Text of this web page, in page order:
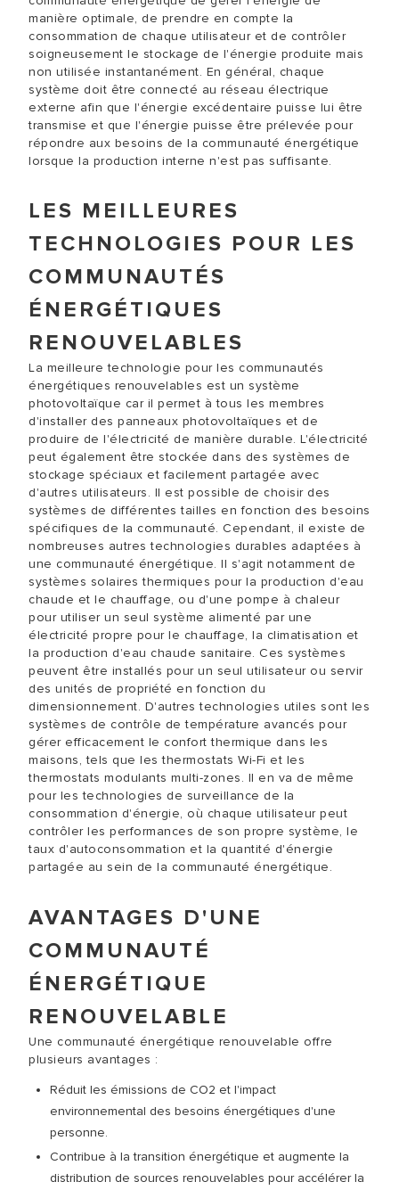
manière optimale, de prendre en compte la
consommation de chaque utilisateur et de contrôler
soigneusement le stockage de l'énergie produite mais
non utilisée instantanément. En général, chaque
système doit être connecté au réseau électrique
externe afin que l'énergie excédentaire puisse lui être
transmise et que l'énergie puisse être prélevée pour
répondre aux besoins de la communauté énergétique
lorsque la production interne n'est pas suffisante.
LES MEILLEURES
TECHNOLOGIES POUR LES
COMMUNAUTÉS
ÉNERGÉTIQUES
RENOUVELABLES
La meilleure technologie pour les communautés
énergétiques renouvelables est un système
photovoltaïque car il permet à tous les membres
d'installer des panneaux photovoltaïques et de
produire de l'électricité de manière durable. L'électricité
peut également être stockée dans des systèmes de
stockage spéciaux et facilement partagée avec
d'autres utilisateurs. Il est possible de choisir des
systèmes de différentes tailles en fonction des besoins
spécifiques de la communauté. Cependant, il existe de
nombreuses autres technologies durables adaptées à
une communauté énergétique. Il s'agit notamment de
systèmes solaires thermiques pour la production d'eau
chaude et le chauffage, ou d'une pompe à chaleur
pour utiliser un seul système alimenté par une
électricité propre pour le chauffage, la climatisation et
la production d'eau chaude sanitaire. Ces systèmes
peuvent être installés pour un seul utilisateur ou servir
des unités de propriété en fonction du
dimensionnement. D'autres technologies utiles sont les
systèmes de contrôle de température avancés pour
gérer efficacement le confort thermique dans les
maisons, tels que les thermostats Wi-Fi et les
thermostats modulants multi-zones. Il en va de même
pour les technologies de surveillance de la
consommation d'énergie, où chaque utilisateur peut
contrôler les performances de son propre système, le
taux d'autoconsommation et la quantité d'énergie
partagée au sein de la communauté énergétique.
AVANTAGES D'UNE
COMMUNAUTÉ
ÉNERGÉTIQUE
RENOUVELABLE
Une communauté énergétique renouvelable offre
plusieurs avantages :
Réduit les émissions de CO2 et l'impact
environnemental des besoins énergétiques d'une
personne.
Contribue à la transition énergétique et augmente la
distribution de sources renouvelables pour accélérer la